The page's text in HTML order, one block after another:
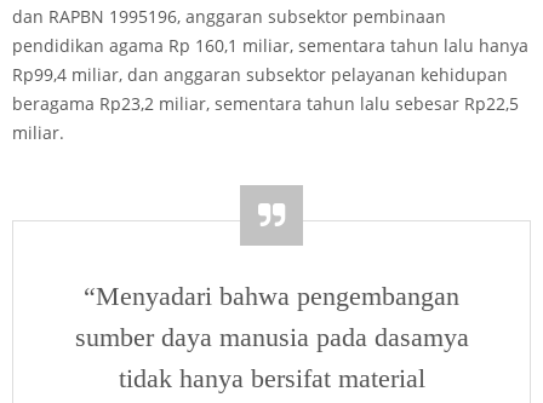
dan RAPBN 1995196, anggaran subsektor pembinaan
pendidikan agama Rp 160,1 miliar, sementara tahun lalu hanya
Rp99,4 miliar, dan anggaran subsektor pelayanan kehidupan
beragama Rp23,2 miliar, sementara tahun lalu sebesar Rp22,5
miliar.
“Menyadari bahwa pengembangan
sumber daya manusia pada dasamya
tidak hanya bersifat material